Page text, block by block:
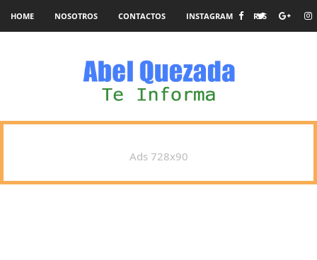
HOME NOSOTROS CONTACTOS INSTAGRAM RSS
Ads 728x90